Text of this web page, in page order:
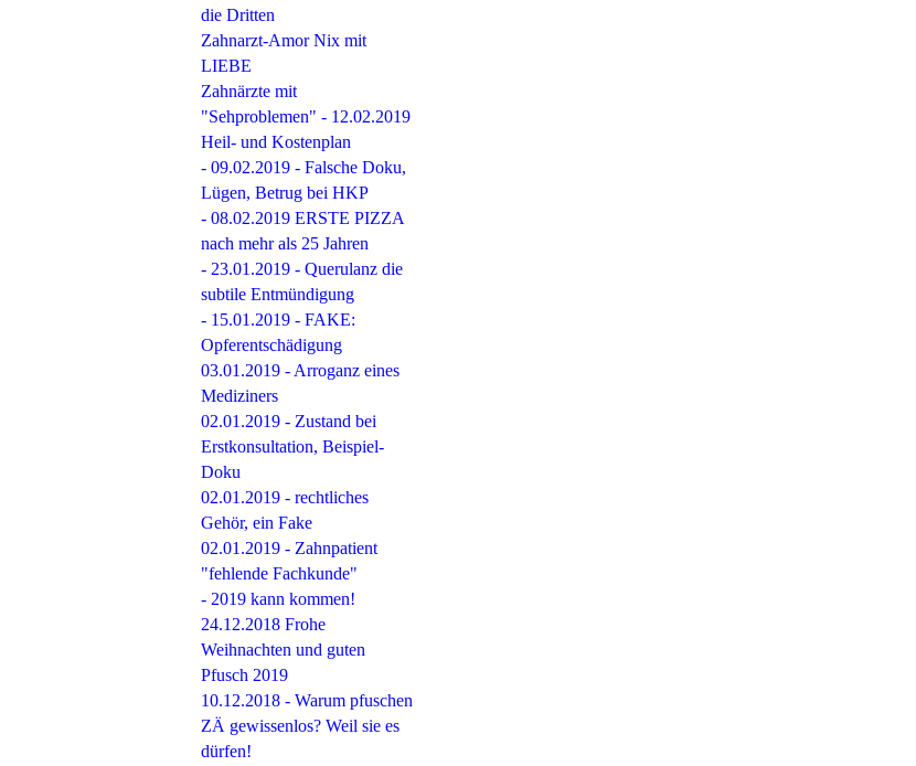
die Dritten
Zahnarzt-Amor Nix mit
LIEBE
Zahnärzte mit
"Sehproblemen" - 12.02.2019
Heil- und Kostenplan
- 09.02.2019 - Falsche Doku,
Lügen, Betrug bei HKP
- 08.02.2019 ERSTE PIZZA
nach mehr als 25 Jahren
- 23.01.2019 - Querulanz die
subtile Entmündigung
- 15.01.2019 - FAKE:
Opferentschädigung
03.01.2019 - Arroganz eines
Mediziners
02.01.2019 - Zustand bei
Erstkonsultation, Beispiel-
Doku
02.01.2019 - rechtliches
Gehör, ein Fake
02.01.2019 - Zahnpatient
"fehlende Fachkunde"
- 2019 kann kommen!
24.12.2018 Frohe
Weihnachten und guten
Pfusch 2019
10.12.2018 - Warum pfuschen
ZÄ gewissenlos? Weil sie es
dürfen!